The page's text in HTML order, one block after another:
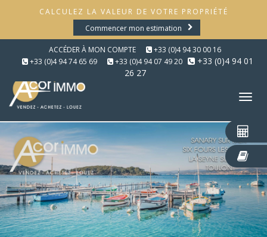
CALCULEZ LA VALEUR DE VOTRE PROPRIÉTÉ
Commencer mon estimation
ACCÉDER À MON COMPTE
+33 (0)4 94 30 00 16
+33 (0)4 94 74 65 69
+33 (0)4 94 07 49 20
+33 (0)4 94 01
26 27